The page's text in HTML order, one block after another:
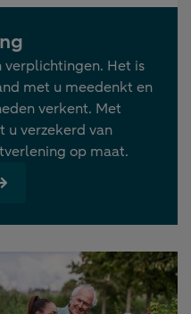
verplichtingen. Het is
met u meedenkt en
verkent. Met
u verzekerd van
op maat.